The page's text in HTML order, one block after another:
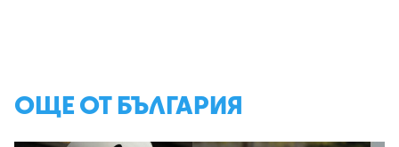
ОЩЕ ОТ БЪЛГАРИЯ